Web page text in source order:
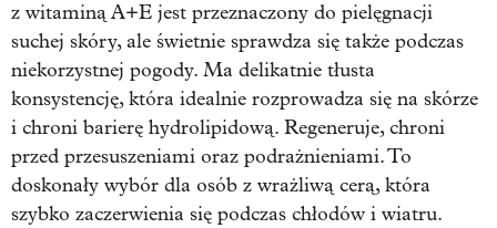
z witaminą A+E jest przeznaczony do pielęgnacji
suchej skóry, ale świetnie sprawdza się także podczas
niekorzystnej pogody. Ma delikatnie tłusta
konsystencję, która idealnie rozprowadza się na skórze
i chroni barierę hydrolipidową. Regeneruje, chroni
przed przesuszeniami oraz podrażnieniami. To
doskonały wybór dla osób z wrażliwą cerą, która
szybko zaczerwienia się podczas chłodów i wiatru.